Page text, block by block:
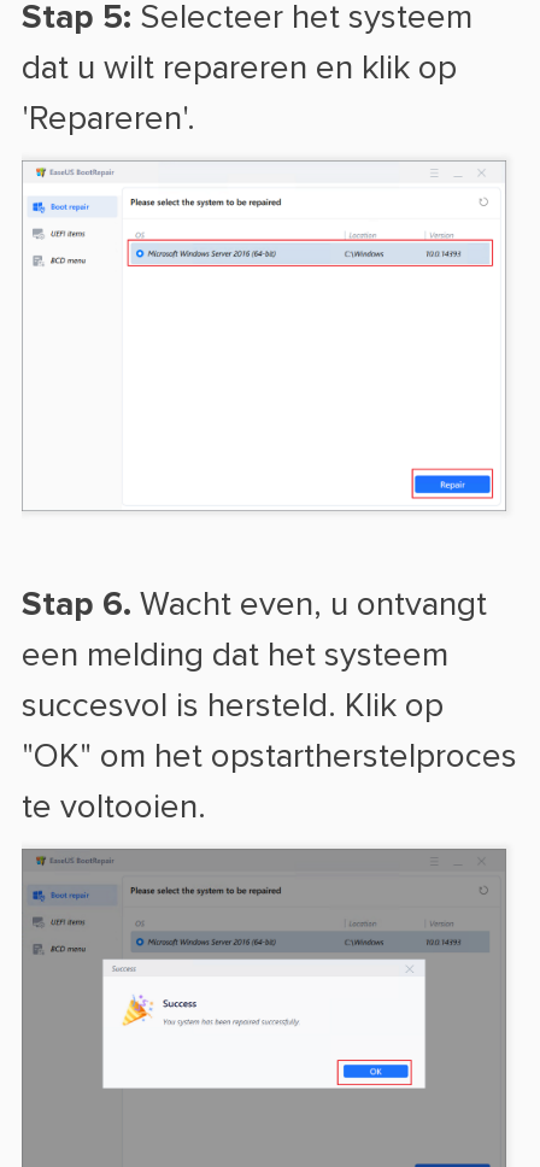
Stap 5: Selecteer het systeem
dat u wilt repareren en klik op
'Repareren'.
Stap 6. Wacht even, u ontvangt
een melding dat het systeem
succesvol is hersteld. Klik op
"OK" om het opstartherstelproces
te voltooien.